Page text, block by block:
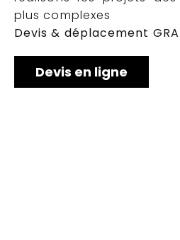
plus complexes
Devis & déplacement
Devis en ligne